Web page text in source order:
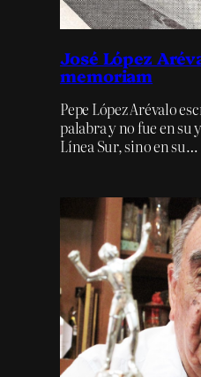
José López
memoriam
Pepe López Arévalo
palabra y no fue en su
Línea Sur, sino en su…